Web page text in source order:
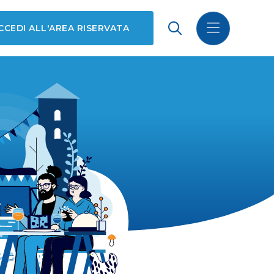
ALL'AREA RISERVATA